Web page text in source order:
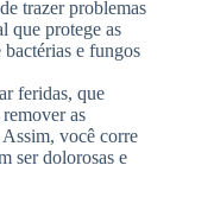
trazer problemas
que protege as
e fungos
feridas, que
as
você corre
ser dolorosas e